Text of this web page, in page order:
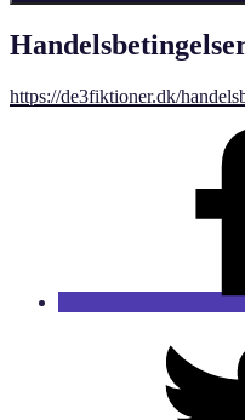
https://de3fiktioner.dk/